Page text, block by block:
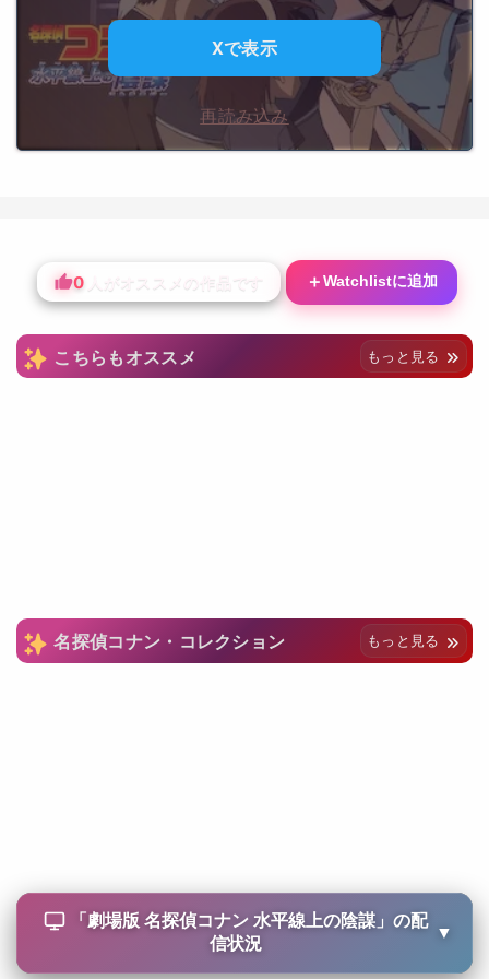
Xで表示
再読み込み
0 人がオススメの作品です ＋Watchlistに追加
こちらもオススメ もっと見る
名探偵コナン・コレクション もっと見る
「 劇場版 名探偵コナン 水平線上の陰謀」の配
信状況
▼